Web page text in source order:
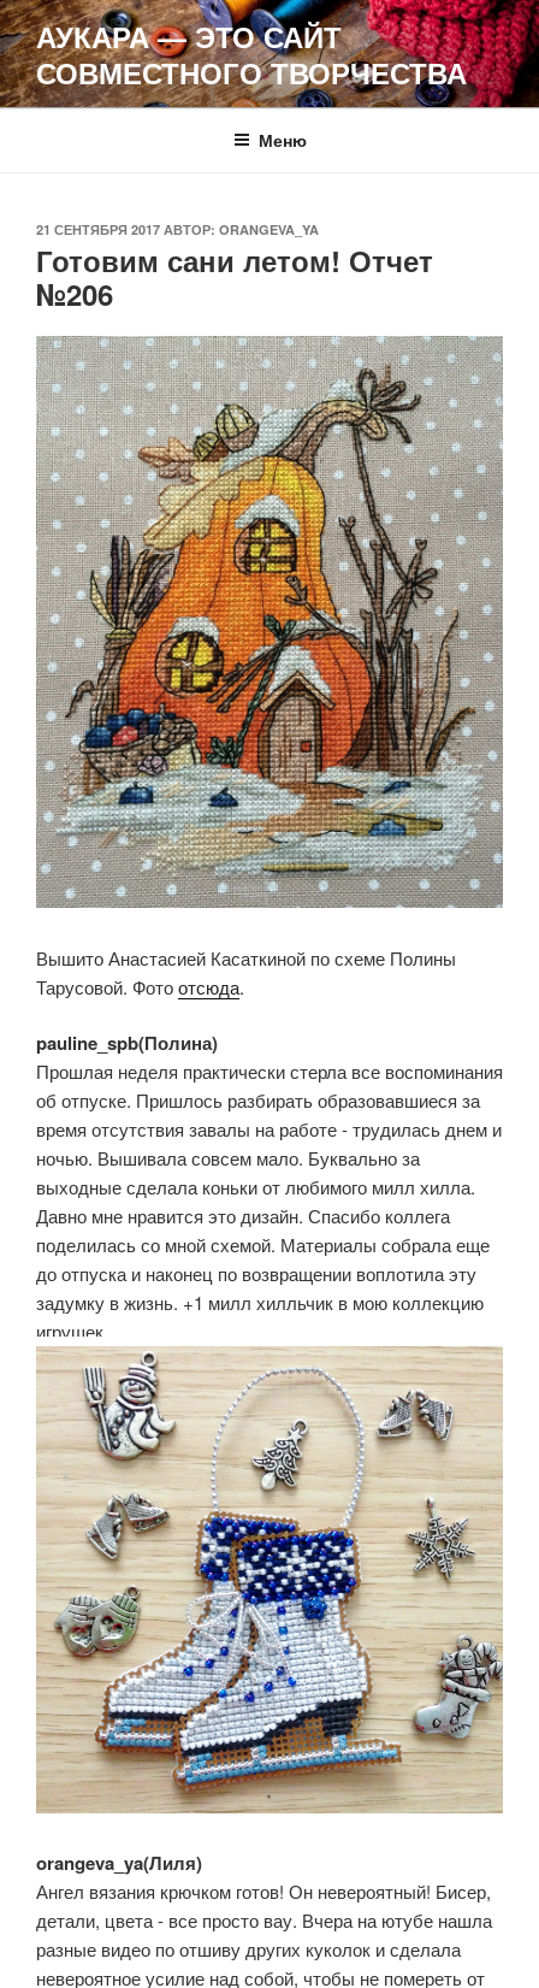
Перейти
к
содержимому
АУКАРА — ЭТО САЙТ
СОВМЕСТНОГО ТВОРЧЕСТВА
Меню
ОПУБЛИКОВАНО
21 СЕНТЯБРЯ 2017 АВТОР: ORANGEVA_YA
Готовим сани летом! Отчет
№206
Вышито Анастасией Касаткиной по схеме Полины
Тарусовой. Фотоотсюда.
pauline_spb(Полина)
Прошлая неделя практически стерла все воспоминания
об отпуске. Пришлось разбирать образовавшиеся за
время отсутствия завалы на работе - трудилась днем и
ночью. Вышивала совсем мало. Буквально за
выходные сделала коньки от любимого милл хилла.
Давно мне нравится это дизайн. Спасибо коллега
поделилась со мной схемой. Материалы собрала еще
до отпуска и наконец по возвращении воплотила эту
задумку в жизнь. +1 милл хилльчик в мою коллекцию
игрушек.
orangeva_ya(Лиля)
Ангел вязания крючком готов! Он невероятный! Бисер,
детали, цвета - все просто вау. Вчера на ютубе нашла
разные видео по отшиву других куколок и сделала
невероятное усилие над собой, чтобы не помереть от